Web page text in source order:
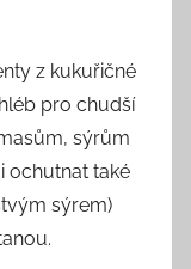
z kukuřičné
pro chudší
sýrům
ochutnat také
sýrem)